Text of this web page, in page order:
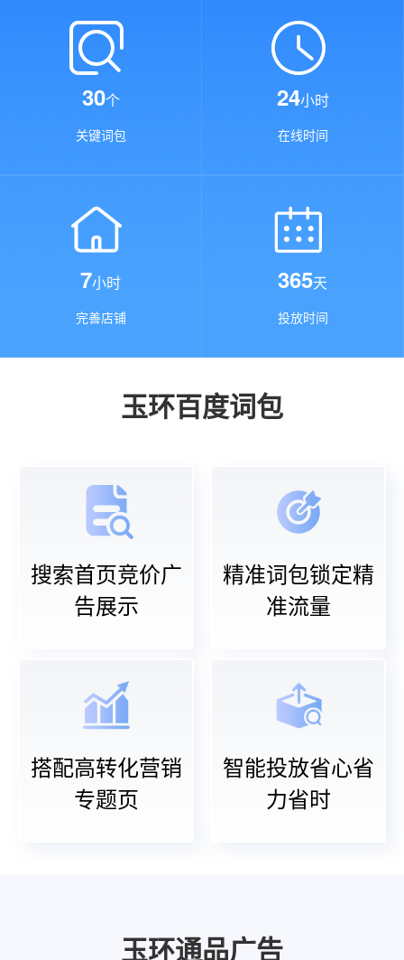
30个
关键词包
24小时
在线时间
7小时
完善店铺
365天
投放时间
玉环百度词包
搜索首页竞价广
告展示
精准词包锁定精
准流量
搭配高转化营销
专题页
智能投放省心省
力省时
玉环通品广告